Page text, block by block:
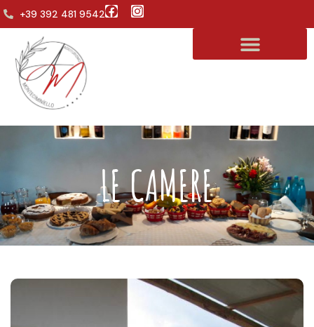
+39 392 481 9542
LE CAMERE